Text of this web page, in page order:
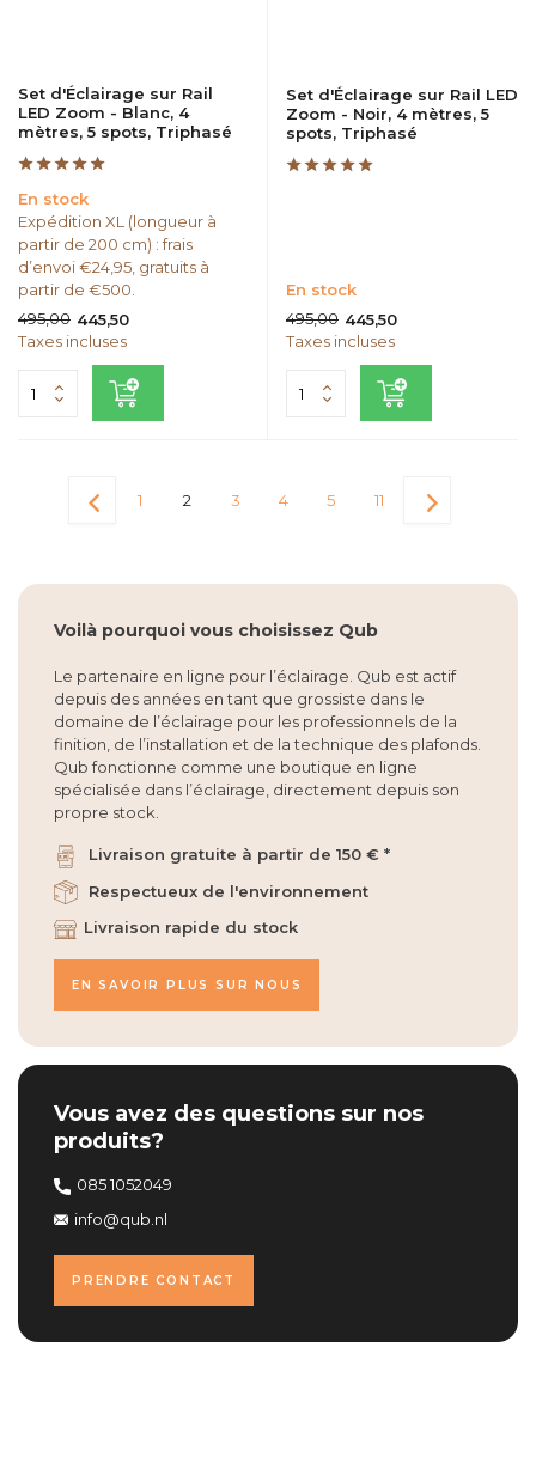
Set d'Éclairage sur Rail
LED Zoom - Blanc, 4
mètres, 5 spots, Triphasé
En stock
Expédition XL (longueur à
partir de 200 cm) : frais
d’envoi €24,95, gratuits à
partir de €500.
495,00 445,50
Taxes incluses
Set d'Éclairage sur Rail LED
Zoom - Noir, 4 mètres, 5
spots, Triphasé
En stock
495,00 445,50
Taxes incluses
1 2 3 4 5 11
Vous avez des questions sur nos
produits?
085 1052049
info@qub.nl
PRENDRE CONTACT
Voilà pourquoi vous choisissez Qub
Le partenaire en ligne pour l’éclairage. Qub est actif
depuis des années en tant que grossiste dans le
domaine de l’éclairage pour les professionnels de la
finition, de l’installation et de la technique des plafonds.
Qub fonctionne comme une boutique en ligne
spécialisée dans l’éclairage, directement depuis son
propre stock.
Livraison gratuite à partir de 150 € *
Respectueux de l'environnement
Livraison rapide du stock
EN SAVOIR PLUS SUR NOUS